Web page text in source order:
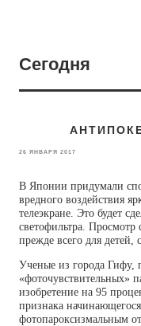
Сегодня
26 ЯНВАРЯ 2017
В Японии придумали
вредного воздействия
телеэкране. Это будет
светофильтра.
прежде всего для
Ученые из города Гифу,
«фоточувствительных»
изобретение на 95
признака
фотопароксизмальным